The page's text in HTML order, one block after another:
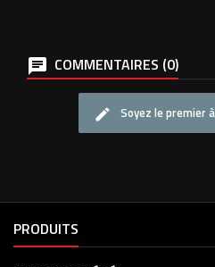
COMMENTAIRES (0)
Soyez le premier
PRODUITS